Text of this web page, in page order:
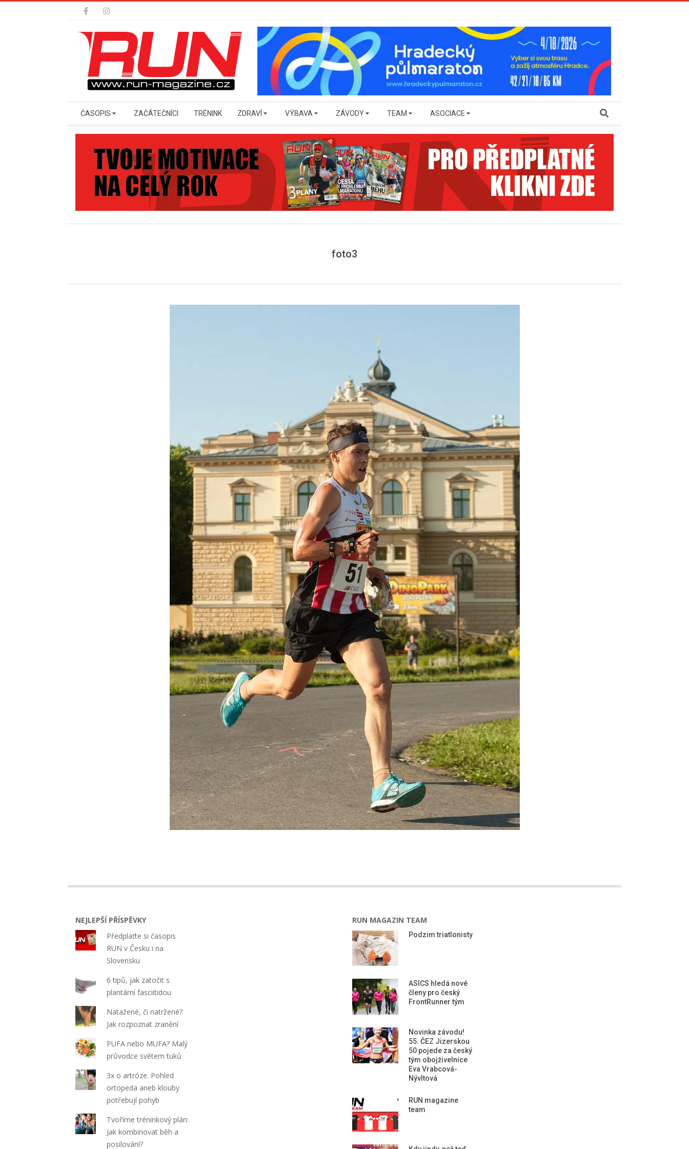
Secondary
Menu
ČASOPIS ZAČÁTEČNÍCI TRÉNINK ZDRAVÍ VÝBAVA ZÁVODY TEAM ASOCIACE Search
foto3
NEJLEPŠÍ PŘÍSPĚVKY
Předplaťte si časopis
RUN v Česku i na
Slovensku
6 tipů, jak zatočit s
plantární fasciitidou
Natažené, či natržené?
Jak rozpoznat zranění
PUFA nebo MUFA? Malý
průvodce světem tuků
3x o artróze. Pohled
ortopeda aneb klouby
potřebují pohyb
Tvoříme tréninkový plán:
Jak kombinovat běh a
posilování?
RUN MAGAZIN TEAM
Podzim triatlonisty
ASICS hledá nové
členy pro český
FrontRunner tým
Novinka závodu!
55. ČEZ Jizerskou
50 pojede za český
tým obojživelnice
Eva Vrabcová-
Nývltová
RUN magazine
team